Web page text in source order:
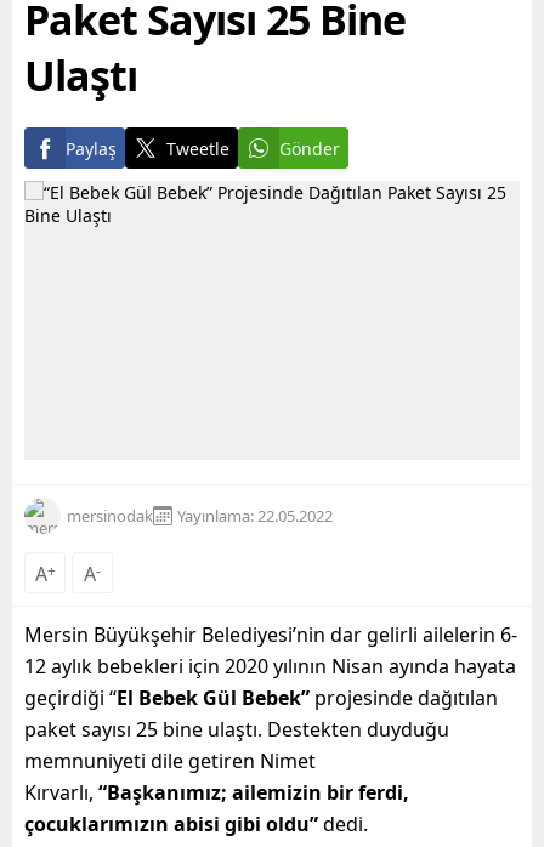
Paket Sayısı 25 Bine
Ulaştı
Paylaş Tweetle Gönder
mersinodak Yayınlama: 22.05.2022
A+ A-
Mersin Büyükşehir Belediyesi’nin dar gelirli ailelerin 6-
12 aylık bebekleri için 2020 yılının Nisan ayında hayata
geçirdiği “El Bebek Gül Bebek” projesinde dağıtılan
paket sayısı 25 bine ulaştı. Destekten duyduğu
memnuniyeti dile getiren Nimet
Kırvarlı, “Başkanımız; ailemizin bir ferdi,
çocuklarımızın abisi gibi oldu”dedi.